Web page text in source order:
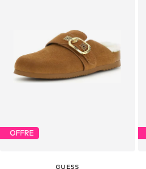
OFFRE
GUESS